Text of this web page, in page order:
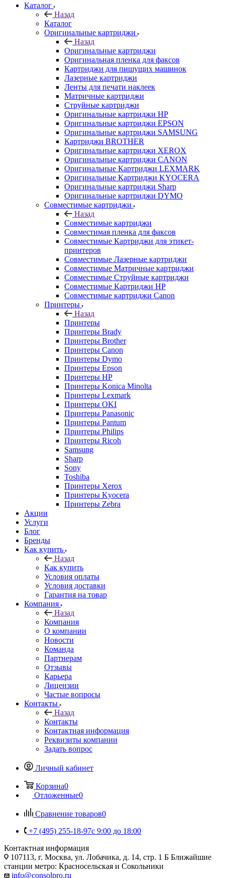
Каталог
Назад
Каталог
Оригинальные картриджи
Назад
Оригинальные картриджи
Оригинальная пленка для факсов
Картриджи для пишущих машинок
Лазерные картриджи
Ленты для печати наклеек
Матричные картриджи
Струйные картриджи
Оригинальные картриджи HP
Оригинальные картриджи EPSON
Оригинальные картриджи SAMSUNG
Картриджи BROTHER
Оригинальные картриджи XEROX
Оригинальные картриджи CANON
Оригинальные Картриджи LEXMARK
Оригинальные Картриджи KYOCERA
Оригинальные картриджи Sharp
Оригинальные картриджи DYMO
Совместимые картриджи
Назад
Совместимые картриджи
Совместимая пленка для факсов
Совместимые Картриджи для этикет-
принтеров
Совместимые Лазерные картриджи
Совместимые Матричные картриджи
Совместимые Струйные картриджи
Совместимые Картриджи HP
Совместимые картриджи Canon
Принтеры
Назад
Принтеры
Принтеры Brady
Принтеры Brother
Принтеры Canon
Принтеры Dymo
Принтеры Epson
Принтеры HP
Принтеры Konica Minolta
Принтеры Lexmark
Принтеры OKI
Принтеры Panasonic
Принтеры Pantum
Принтеры Philips
Принтеры Ricoh
Samsung
Sharp
Sony
Toshiba
Принтеры Xerox
Принтеры Kyocera
Принтеры Zebra
Акции
Услуги
Блог
Бренды
Как купить
Назад
Как купить
Условия оплаты
Условия доставки
Гарантия на товар
Компания
Назад
Компания
О компании
Новости
Команда
Партнерам
Отзывы
Карьера
Лицензии
Частые вопросы
Контакты
Назад
Контакты
Контактная информация
Реквизиты компании
Задать вопрос
Личный кабинет
Корзина0
Отложенные0
Сравнение товаров0
+7 (495) 255-18-97с 9:00 до 18:00
Контактная информация
107113, г. Москва, ул. Лобачика, д. 14, стр. 1 Б Ближайшие
станции метро: Красносельская и Сокольники
info@consolpro.ru